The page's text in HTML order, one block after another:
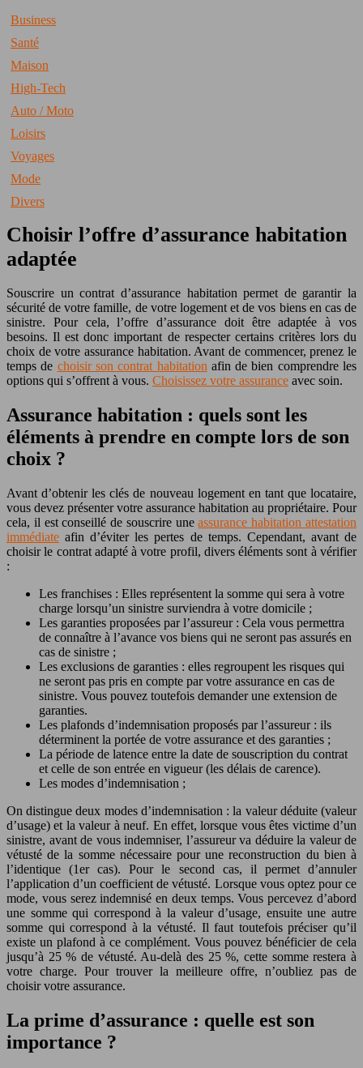
Business
Santé
Maison
High-Tech
Auto / Moto
Loisirs
Voyages
Mode
Divers
Choisir l’offre d’assurance habitation
adaptée
Souscrire un contrat d’assurance habitation permet de garantir la
sécurité de votre famille, de votre logement et de vos biens en cas de
sinistre. Pour cela, l’offre d’assurance doit être adaptée à vos
besoins. Il est donc important de respecter certains critères lors du
choix de votre assurance habitation. Avant de commencer, prenez le
temps de choisir son contrat habitation afin de bien comprendre les
options qui s’offrent à vous. Choisissez votre assurance avec soin.
Assurance habitation : quels sont les
éléments à prendre en compte lors de son
choix ?
Avant d’obtenir les clés de nouveau logement en tant que locataire,
vous devez présenter votre assurance habitation au propriétaire. Pour
cela, il est conseillé de souscrire uneassurance habitation attestation
immédiate afin d’éviter les pertes de temps. Cependant, avant de
choisir le contrat adapté à votre profil, divers éléments sont à vérifier
:
Les franchises : Elles représentent la somme qui sera à votre
charge lorsqu’un sinistre surviendra à votre domicile ;
Les garanties proposées par l’assureur : Cela vous permettra
de connaître à l’avance vos biens qui ne seront pas assurés en
cas de sinistre ;
Les exclusions de garanties : elles regroupent les risques qui
ne seront pas pris en compte par votre assurance en cas de
sinistre. Vous pouvez toutefois demander une extension de
garanties.
Les plafonds d’indemnisation proposés par l’assureur : ils
déterminent la portée de votre assurance et des garanties ;
La période de latence entre la date de souscription du contrat
et celle de son entrée en vigueur (les délais de carence).
Les modes d’indemnisation ;
On distingue deux modes d’indemnisation : la valeur déduite (valeur
d’usage) et la valeur à neuf. En effet, lorsque vous êtes victime d’un
sinistre, avant de vous indemniser, l’assureur va déduire la valeur de
vétusté de la somme nécessaire pour une reconstruction du bien à
l’identique (1er cas). Pour le second cas, il permet d’annuler
l’application d’un coefficient de vétusté. Lorsque vous optez pour ce
mode, vous serez indemnisé en deux temps. Vous percevez d’abord
une somme qui correspond à la valeur d’usage, ensuite une autre
somme qui correspond à la vétusté. Il faut toutefois préciser qu’il
existe un plafond à ce complément. Vous pouvez bénéficier de cela
jusqu’à 25 % de vétusté. Au-delà des 25 %, cette somme restera à
votre charge. Pour trouver la meilleure offre, n’oubliez pas de
choisir votre assurance.
La prime d’assurance : quelle est son
importance ?